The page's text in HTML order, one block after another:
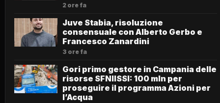
2 ore fa
Juve Stabia, risoluzione
consensuale con Alberto Gerbo e
Francesco Zanardini
3 ore fa
Gori primo gestore in Campania delle
risorse SFNIISSI: 100 mln per
proseguire il programma Azioni per
l’Acqua